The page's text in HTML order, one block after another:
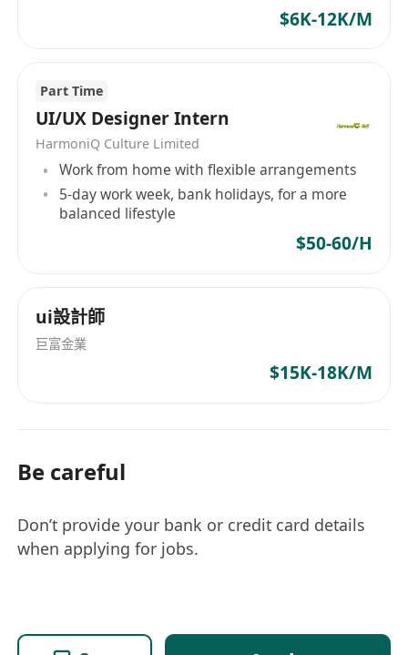
$6K-12K/M
Part Time
UI/UX Designer Intern
HarmoniQ Culture Limited
Work from home with flexible arrangements
5-day work week, bank holidays, for a more
balanced lifestyle
$50-60/H
ui設計師
巨富金業
$15K-18K/M
Be careful
Don’t provide your bank or credit card details
when applying for jobs.